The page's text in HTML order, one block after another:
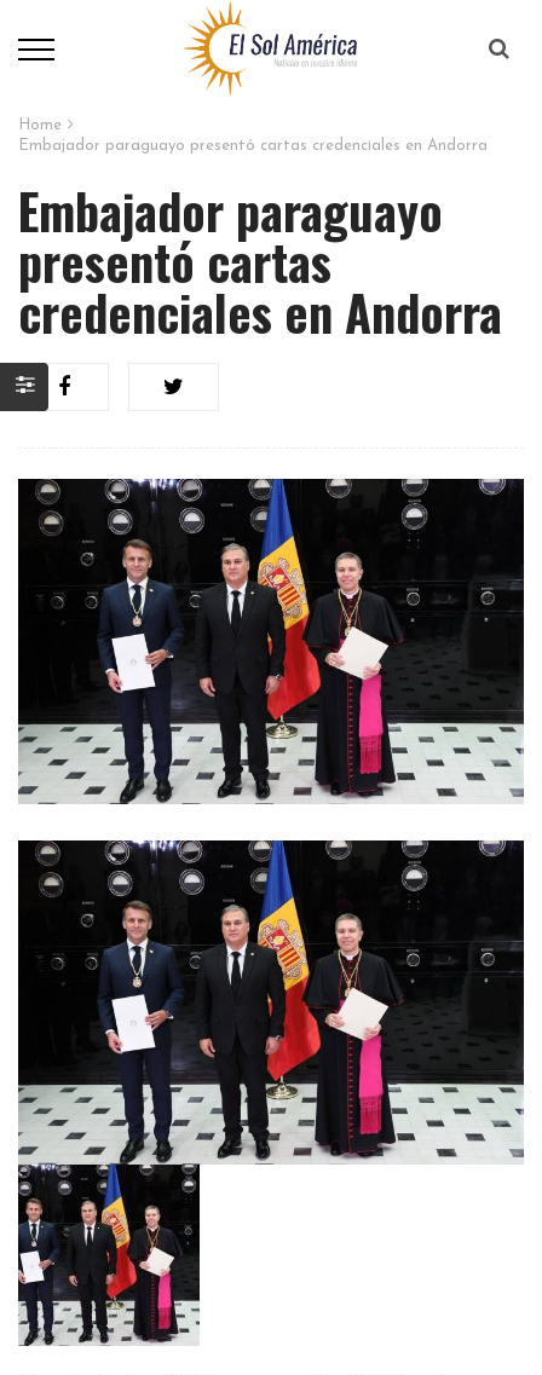
Home
Embajador paraguayo presentó cartas credenciales en Andorra
Embajador paraguayo
presentó cartas
credenciales en Andorra